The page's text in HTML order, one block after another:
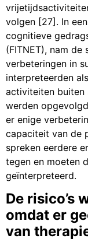
volgen [27]. In
cognitieve
(FITNET), nam
verbeteringen in
interpreteerden
activiteiten buiten
werden
er enige
capaciteit van de
spreken eerdere
tegen en moeten
geïnterpreteerd.
De risico’s
omdat er
van